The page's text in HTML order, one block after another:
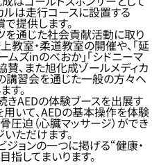
ルは走行コースに設置する
提供します。
を通じた社会貢献活動に取り
教室・柔道教室の開催や、「延
ムズinのべおか」「シドニーマ
賛、また旭化成ゾールメディカ
講習会を通じた一般の方々へ
す。
きAEDの体験ブースを出展す
いて、AEDの基本操作を体験
圧迫（心臓マッサージ）ができ
ただけます。
ョンの一つに掲げる“健康・
してまいります。